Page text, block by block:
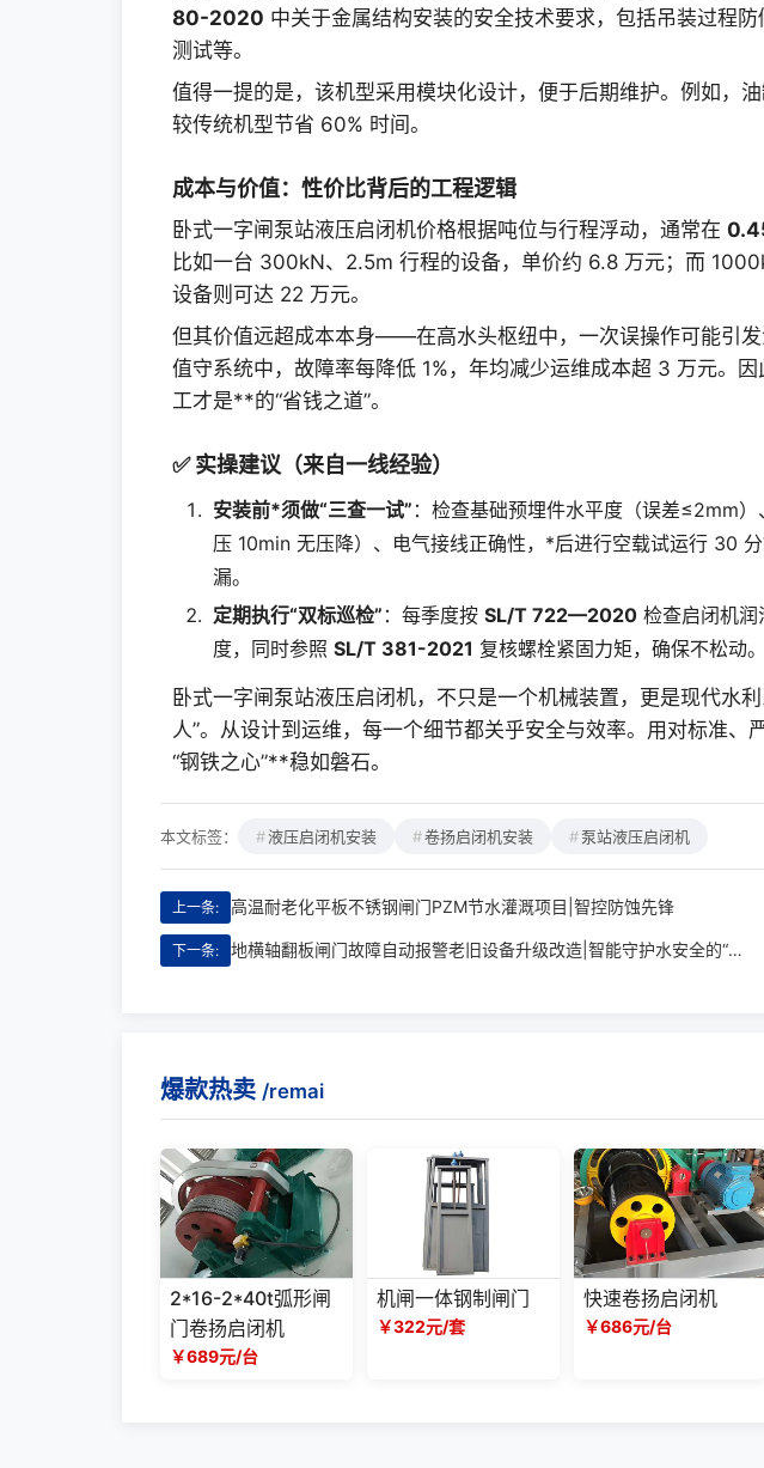
80-2020 中关于金属结构安装的安全技术要求，包括吊装过程
测试等。
值得一提的是，该机型采用模块化设计，便于后期维护。例如，油
较传统机型节省 60% 时间。
成本与价值：性价比背后的工程逻辑
卧式一字闸泵站液压启闭机价格根据吨位与行程浮动，通常在
比如一台 300kN、2.5m 行程的设备，单价约 6.8 万元；而
设备则可达 22 万元。
但其价值远超成本本身——在高水头枢纽中，一次误操作可能引
值守系统中，故障率每降低 1%，年均减少运维成本超 3 万元。
工才是**的“省钱之道”。
✅ 实操建议（来自一线经验）
安装前*须做“三查一试” ：检查基础预埋件水平度（误差≤2mm
压 10min 无压降）、电气接线正确性，*后进行空载试运行 30
漏。
定期执行“双标巡检” ：每季度按 SL/T 722—2020 检查启闭机
度，同时参照 SL/T 381-2021 复核螺栓紧固力矩，确保不松动。
卧式一字闸泵站液压启闭机，不只是一个机械装置，更是现代水
人”。从设计到运维，每一个细节都关乎安全与效率。用对标准、
“钢铁之心”**稳如磐石。
本文标签： 液压启闭机安装 卷扬启闭机安装 泵站液压启闭机
上一条: 高温耐老化平板不锈钢闸门PZM节水灌溉项目|智控防蚀先锋
下一条: 地横轴翻板闸门故障自动报警老旧设备升级改造|智能守护水安全的“哨兵”
爆款热卖 /remai
2*16-2*40t弧形闸
门卷扬启闭机
￥689元/台
机闸一体钢制闸门
￥322元/套
快速卷扬启闭机
￥686元/台